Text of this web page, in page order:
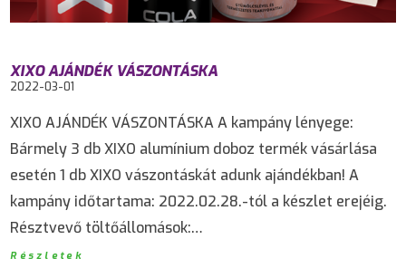
XIXO AJÁNDÉK VÁSZONTÁSKA
2022-03-01
XIXO AJÁNDÉK VÁSZONTÁSKA A kampány lényege:
Bármely 3 db XIXO alumínium doboz termék vásárlása
esetén 1 db XIXO vászontáskát adunk ajándékban! A
kampány időtartama: 2022.02.28.-tól a készlet erejéig.
Résztvevő töltőállomások:…
Részletek